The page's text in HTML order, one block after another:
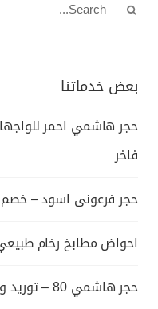
بعض خدماتنا
فاخر
حجر فرعونى اسود – خصم 15% على سعر المتر
احواض مطابخ رخام
حجر هاشمي 80 – توريد وتركيب بأفضل سعر في مصر